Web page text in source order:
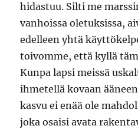
hidastuu. Silti me
vanhoissa oletuksissa,
edelleen yhtä
toivomme, että kyllä
Kunpa lapsi meissä
ihmetellä kovaan
kasvu ei enää ole
joka osaisi avata